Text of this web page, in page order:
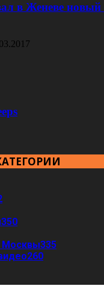
в Женеве новый
350
Москвы335
260